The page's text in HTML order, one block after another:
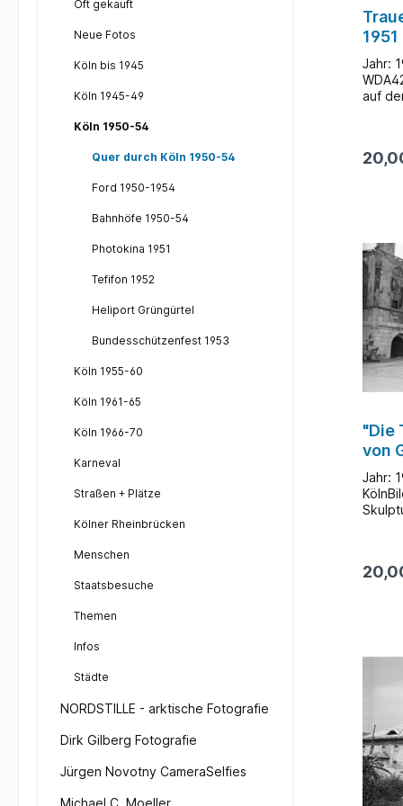
Oft gekauft
Neue Fotos
Köln bis 1945
Köln 1945-49
Köln 1950-54
Quer durch Köln 1950-54
Ford 1950-1954
Bahnhöfe 1950-54
Photokina 1951
Tefifon 1952
Heliport Grüngürtel
Bundesschützenfest 1953
Köln 1955-60
Köln 1961-65
Köln 1966-70
Karneval
Straßen + Plätze
Kölner Rheinbrücken
Menschen
Staatsbesuche
Themen
Infos
Städte
NORDSTILLE - arktische Fotografie
Dirk Gilberg Fotografie
Jürgen Novotny CameraSelfies
Michael C. Moeller
1951
Jahr:
auf
Peter
im im
Tod
von
"Die
von
Jahr:
Köln.
an
Foto
in
mit